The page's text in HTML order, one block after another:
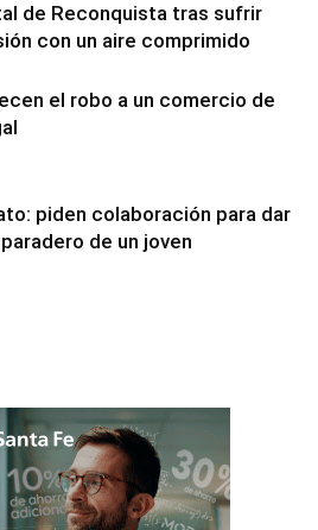
de Reconquista tras sufrir
con un aire comprimido
el robo a un comercio de
piden colaboración para dar
de un joven